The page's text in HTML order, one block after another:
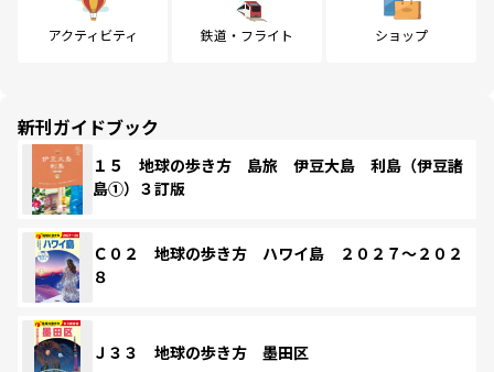
アクティビティ 鉄道・フライト ショップ
新刊ガイドブック
１５ 地球の歩き方 島旅 伊豆大島 利島（伊豆諸
島①）３訂版
Ｃ０２ 地球の歩き方 ハワイ島 ２０２７～２０２
８
Ｊ３３ 地球の歩き方 墨田区